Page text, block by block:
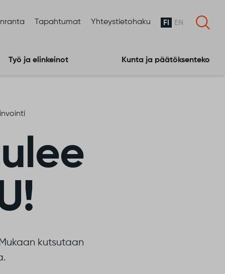
Tapahtumat Yhteystietohaku FI EN
Työ ja elinkeinot Kunta ja päätöksenteko
kutsutaan